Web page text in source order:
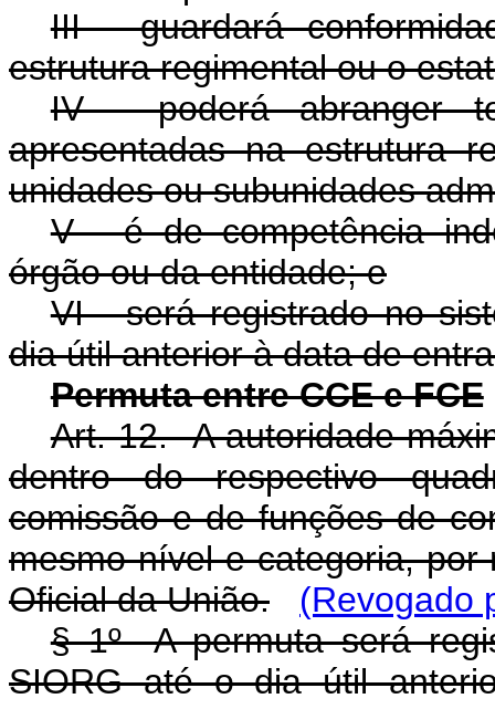
III - guardará
estrutura regimental ou o
IV - poderá abranger
apresentadas na estrutura
unidades ou subunidades
V - é de competência
órgão ou da entidade; e
VI - será registrado no
dia útil anterior à data de
Permuta entre CCE e FCE
Art. 12. A autoridade
dentro do respectivo
comissão e de funções de
mesmo nível e categoria,
Oficial da União.
(Revogado
§ 1º A permuta será
SIORG até o dia útil